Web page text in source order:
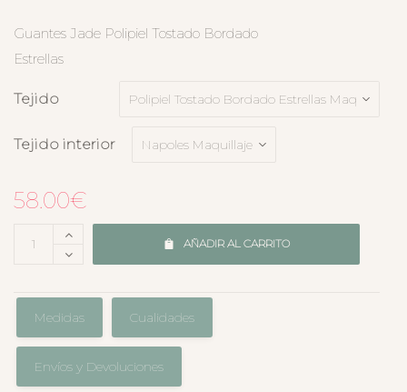
Guantes Jade Polipiel Tostado Bordado
Estrellas
Tejido
Tejido interior
58.00€
AÑADIR AL CARRITO
Medidas Cualidades
Envíos y Devoluciones